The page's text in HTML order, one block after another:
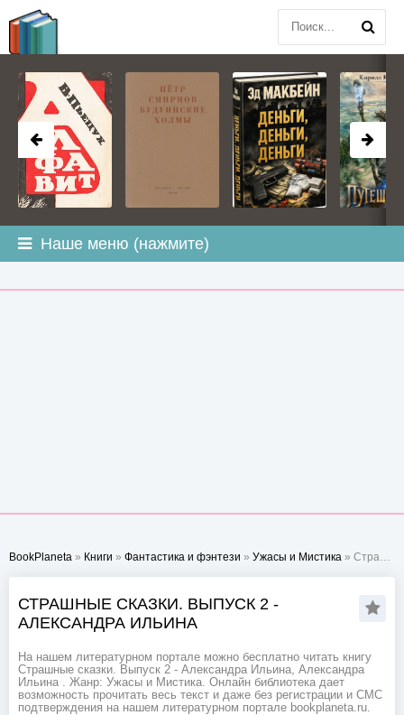
Наше меню (нажмите)
BookPlaneta » Книги » Фантастика и фэнтези » Ужасы и Мистика » Страшные сказки. Выпуск 2 - Александра Ильина
СТРАШНЫЕ СКАЗКИ. ВЫПУСК 2 -
АЛЕКСАНДРА ИЛЬИНА
На нашем литературном портале можно бесплатно читать книгу
Страшные сказки. Выпуск 2 - Александра Ильина, Александра
Ильина . Жанр: Ужасы и Мистика. Онлайн библиотека дает
возможность прочитать весь текст и даже без регистрации и СМС
подтверждения на нашем литературном портале bookplaneta.ru.
BOOKPLANETA.COM